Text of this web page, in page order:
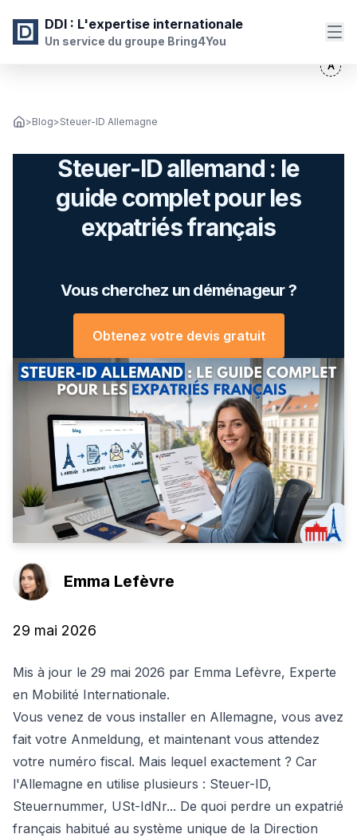
DDI : L'expertise internationale
Un service du groupe Bring4You
>Blog>Steuer-ID Allemagne
Steuer-ID allemand : le
guide complet pour les
expatriés français
Vous cherchez un déménageur ?
Obtenez votre devis gratuit
Emma Lefèvre
29 mai 2026
Mis à jour le 29 mai 2026 par Emma Lefèvre, Experte
en Mobilité Internationale.
Vous venez de vous installer en Allemagne, vous avez
fait votre Anmeldung, et maintenant vous attendez
votre numéro fiscal. Mais lequel exactement ? Car
l'Allemagne en utilise plusieurs : Steuer-ID,
Steuernummer, USt-IdNr... De quoi perdre un expatrié
français habitué au système unique de la Direction